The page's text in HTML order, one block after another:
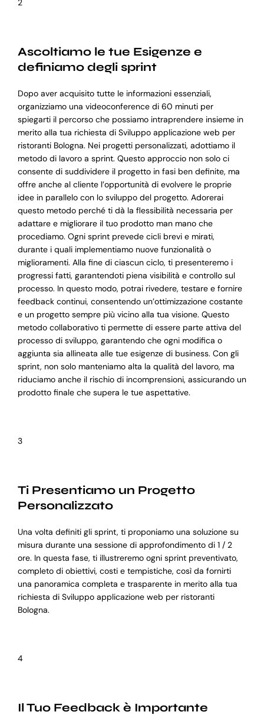
2
Ascoltiamo le tue Esigenze e
definiamo degli sprint
Dopo aver acquisito tutte le informazioni essenziali,
organizziamo una videoconference di 60 minuti per
spiegarti il percorso che possiamo intraprendere insieme in
merito alla tua richiesta di Sviluppo applicazione web per
ristoranti Bologna. Nei progetti personalizzati, adottiamo il
metodo di lavoro a sprint. Questo approccio non solo ci
consente di suddividere il progetto in fasi ben definite, ma
offre anche al cliente l’opportunità di evolvere le proprie
idee in parallelo con lo sviluppo del progetto. Adorerai
questo metodo perché ti dà la flessibilità necessaria per
adattare e migliorare il tuo prodotto man mano che
procediamo. Ogni sprint prevede cicli brevi e mirati,
durante i quali implementiamo nuove funzionalità o
miglioramenti. Alla fine di ciascun ciclo, ti presenteremo i
progressi fatti, garantendoti piena visibilità e controllo sul
processo. In questo modo, potrai rivedere, testare e fornire
feedback continui, consentendo un’ottimizzazione costante
e un progetto sempre più vicino alla tua visione. Questo
metodo collaborativo ti permette di essere parte attiva del
processo di sviluppo, garantendo che ogni modifica o
aggiunta sia allineata alle tue esigenze di business. Con gli
sprint, non solo manteniamo alta la qualità del lavoro, ma
riduciamo anche il rischio di incomprensioni, assicurando un
prodotto finale che supera le tue aspettative.
3
Ti Presentiamo un Progetto
Personalizzato
Una volta definiti gli sprint, ti proponiamo una soluzione su
misura durante una sessione di approfondimento di 1 / 2
ore. In questa fase, ti illustreremo ogni sprint preventivato,
completo di obiettivi, costi e tempistiche, così da fornirti
una panoramica completa e trasparente in merito alla tua
richiesta di Sviluppo applicazione web per ristoranti
Bologna.
4
Il Tuo Feedback è Importante